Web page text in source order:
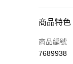
付款方式
信用卡一
商品特色
商品編號
7689938